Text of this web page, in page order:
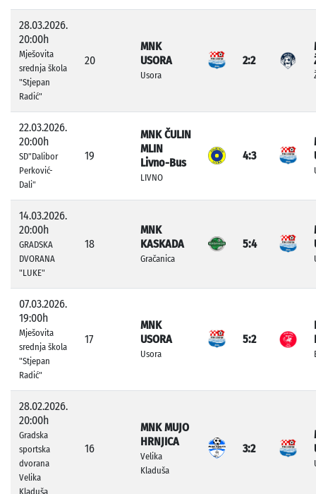
28.03.2026.
20:00h
Mješovita
srednja škola
"Stjepan
Radić"
20
MNK
USORA
Usora
2:2
22.03.2026.
20:00h
SD"Dalibor
Perković-
Dali"
19
MNK ČULIN
MLIN
Livno-Bus
LIVNO
4:3
14.03.2026.
20:00h
GRADSKA
DVORANA
"LUKE"
18
MNK
KASKADA
Gračanica
5:4
07.03.2026.
19:00h
Mješovita
srednja škola
"Stjepan
Radić"
17
MNK
USORA
Usora
5:2
28.02.2026.
20:00h
Gradska
sportska
dvorana
Velika
Kladuša
16
MNK MUJO
HRNJICA
Velika
Kladuša
3:2